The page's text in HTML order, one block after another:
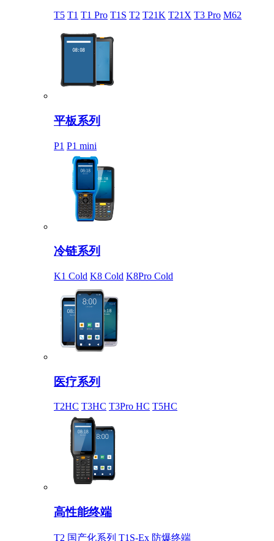
T5 T1 T1 Pro T1S T2 T21K T21X T3 Pro M62
平板系列
P1 P1 mini
冷链系列
K1 Cold K8 Cold K8Pro Cold
医疗系列
T2HC T3HC T3Pro HC T5HC
高性能终端
T2 国产化系列 T1S-Ex 防爆终端